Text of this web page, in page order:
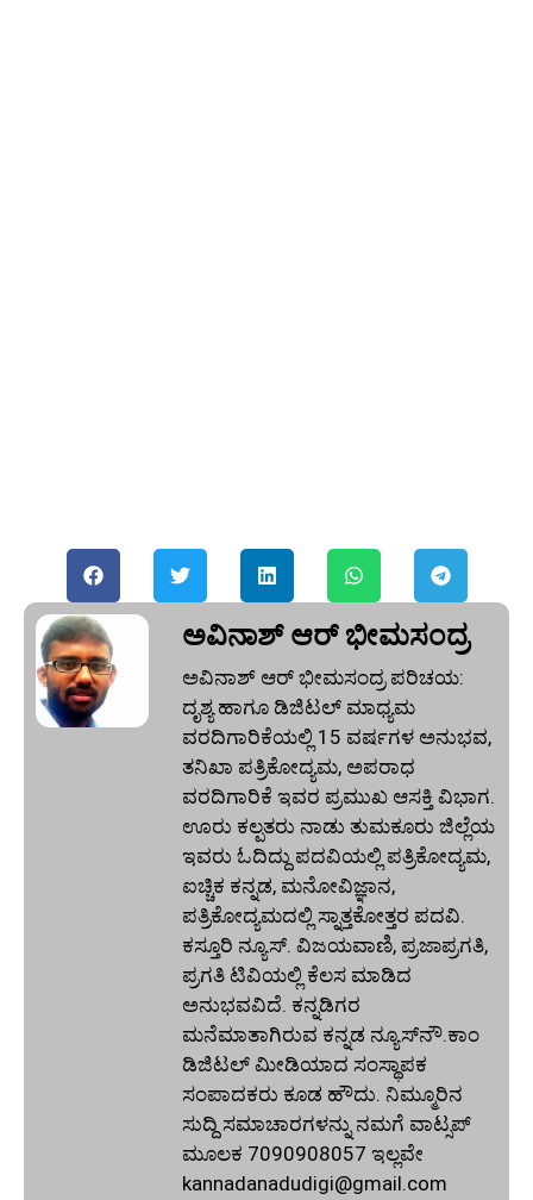
ಅವಿನಾಶ್‌ ಆರ್‌ ಭೀಮಸಂದ್ರ
ಅವಿನಾಶ್‌ ಆರ್‌ ಭೀಮಸಂದ್ರ ಪರಿಚಯ:
ದೃಶ್ಯ ಹಾಗೂ ಡಿಜಿಟಲ್ ಮಾಧ್ಯಮ
ವರದಿಗಾರಿಕೆಯಲ್ಲಿ 15 ವರ್ಷಗಳ ಅನುಭವ,
ತನಿಖಾ ಪತ್ರಿಕೋದ್ಯಮ, ಅಪರಾಧ
ವರದಿಗಾರಿಕೆ ಇವರ ಪ್ರಮುಖ ಆಸಕ್ತಿ ವಿಭಾಗ.
ಊರು ಕಲ್ಪತರು ನಾಡು ತುಮಕೂರು ಜಿಲ್ಲೆಯ
ಇವರು ಓದಿದ್ದು ಪದವಿಯಲ್ಲಿ ಪತ್ರಿಕೋದ್ಯಮ,
ಐಚ್ಚಿಕ ಕನ್ನಡ, ಮನೋವಿಜ್ಞಾನ,
ಪತ್ರಿಕೋದ್ಯಮದಲ್ಲಿ ಸ್ನಾತ್ತಕೋತ್ತರ ಪದವಿ.
ಕಸ್ತೂರಿ ನ್ಯೂಸ್‌. ವಿಜಯವಾಣಿ, ಪ್ರಜಾಪ್ರಗತಿ,
ಪ್ರಗತಿ ಟಿವಿಯಲ್ಲಿ ಕೆಲಸ ಮಾಡಿದ
ಅನುಭವವಿದೆ. ಕನ್ನಡಿಗರ
ಮನೆಮಾತಾಗಿರುವ ಕನ್ನಡ ನ್ಯೂಸ್‌ನೌ.ಕಾಂ
ಡಿಜಿಟಲ್‌ ಮೀಡಿಯಾದ ಸಂಸ್ಥಾಪಕ
ಸಂಪಾದಕರು ಕೂಡ ಹೌದು. ನಿಮ್ಮೂರಿನ
ಸುದ್ದಿ ಸಮಾಚಾರಗಳನ್ನು ನಮಗೆ ವಾಟ್ಸಪ್‌
ಮೂಲಕ 7090908057 ಇಲ್ಲವೇ
kannadanadudigi@gmail.com